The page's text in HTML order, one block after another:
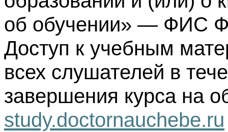
об обучении» — ФИС
Доступ к учебным
всех слушателей в
завершения курса на
study.doctornauchebe.ru